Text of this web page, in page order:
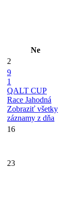
Ne
2
9
1
QALT CUP
Race Jahodná
Zobraziť všetky
záznamy z dňa
16
23